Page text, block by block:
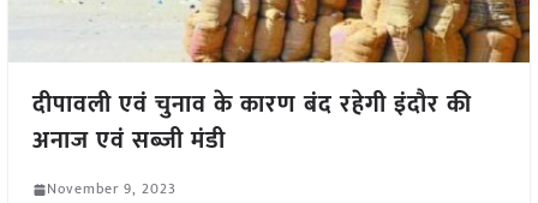
दीपावली एवं चुनाव के कारण बंद रहेगी इंदौर की
अनाज एवं सब्जी मंडी
November 9, 2023